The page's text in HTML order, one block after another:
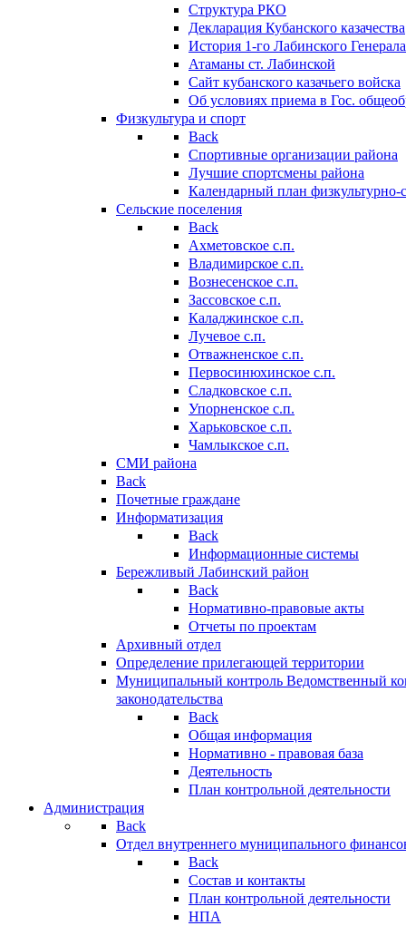
Структура РКО
Декларация Кубанского казачества
История 1-го Лабинского
Атаманы ст. Лабинской
Cайт кубанского казачьего войска
Об условиях приема в Гос.
Физкультура и спорт
Back
Спортивные организации района
Лучшие спортсмены района
Календарный план
Сельские поселения
Back
Ахметовское с.п.
Владимирское с.п.
Вознесенское с.п.
Зассовское с.п.
Каладжинское с.п.
Лучевое с.п.
Отважненское с.п.
Первосинюхинское с.п.
Сладковское с.п.
Упорненское с.п.
Харьковское с.п.
Чамлыкское с.п.
СМИ района
Back
Почетные граждане
Информатизация
Back
Информационные системы
Бережливый Лабинский район
Back
Нормативно-правовые акты
Отчеты по проектам
Архивный отдел
Определение прилегающей территории
Муниципальный контроль Ведомственный
законодательства
Back
Общая информация
Нормативно - правовая база
Деятельность
План контрольной деятельности
Администрация
Back
Отдел внутреннего муниципального
Back
Состав и контакты
План контрольной деятельности
НПА